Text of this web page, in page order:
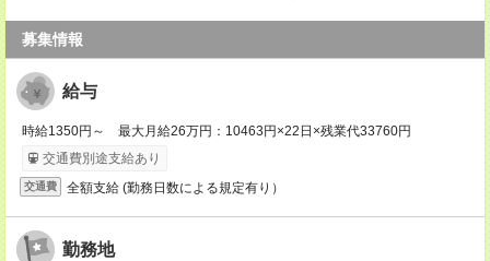
募集情報
給与
時給1350円～ 最大月給26万円：10463円×22日×残業代33760円
交通費別途支給あり
交通費 全額支給 (勤務日数による規定有り）
勤務地